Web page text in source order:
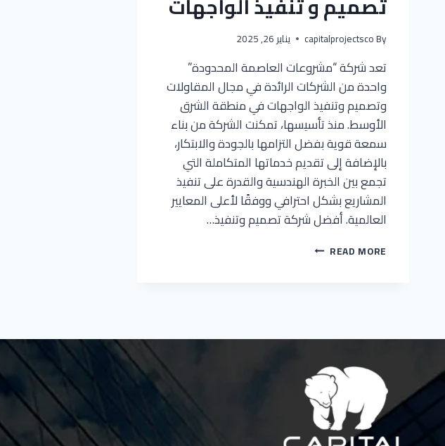
By
capitalprojectsco يناير 26, 2025
تعد شركة “مشروعات العاصمة المحدودة”
واحدة من الشركات الرائدة في مجال المقاولات
وتصميم وتنفيذ الواجهات في منطقة الشرق
الأوسط. منذ تأسيسها، تمكنت الشركة من بناء
سمعة قوية بفضل التزامها بالجودة والابتكار،
بالإضافة إلى تقديم خدماتها المتكاملة التي
تجمع بين الخبرة الهندسية والقدرة على تنفيذ
المشاريع بشكل احترافي ووفقًا لأعلى المعايير
العالمية. أفضل شركة تصميم وتنفيذ…
READ MORE شركة
تصميم
تنفيذ
الواجهات